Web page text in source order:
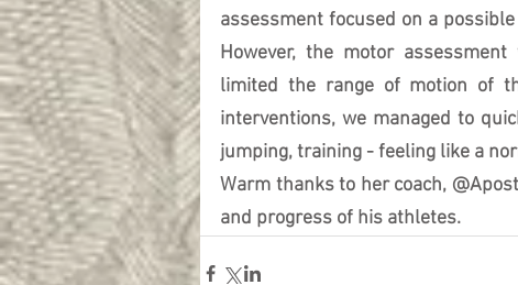
assessment focused on a
However, the motor
limited the range of motion of
interventions, we managed to
jumping, training - feeling like a
Warm thanks to her coach,
and progress of his athletes.